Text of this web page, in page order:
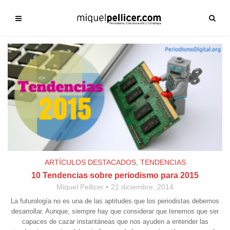
ARTÍCULOS DESTACADOS, TENDENCIAS
10 Tendencias sobre periodismo para 2015
Miquel Pellicer 21 diciembre, 2014
La futurología no es una de las aptitudes que los periodistas debemos
desarrollar. Aunque, siempre hay que considerar que tenemos que ser
capaces de cazar instantáneas que nos ayuden a entender las